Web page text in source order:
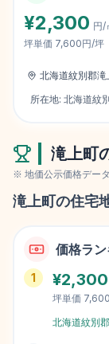
¥2,300 円/
坪単価 7,600円/坪
北海道紋別郡
所在地: 北海道紋
滝上町
※ 地価公示価格デー
滝上町の住宅
価格ラ
1 ¥2,300
坪単価
北海道紋別